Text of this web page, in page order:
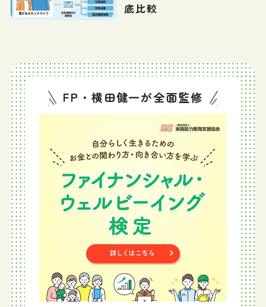
底比較
FP・横田健一が全面監修